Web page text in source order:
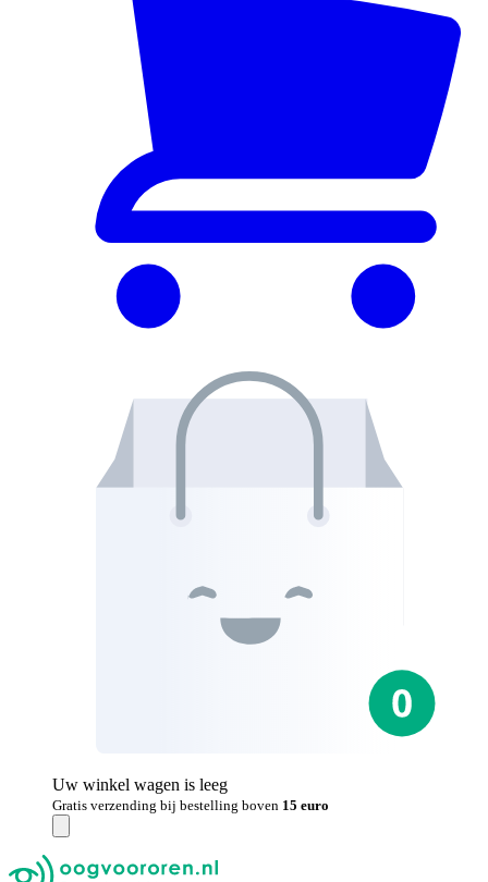
Uw winkel wagen is leeg
Gratis verzending bij bestelling boven 15 euro